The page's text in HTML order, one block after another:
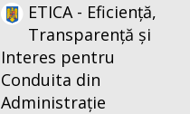
ETICA - Eficiență,
Transparență și
Interes pentru
Conduita din
Administrație